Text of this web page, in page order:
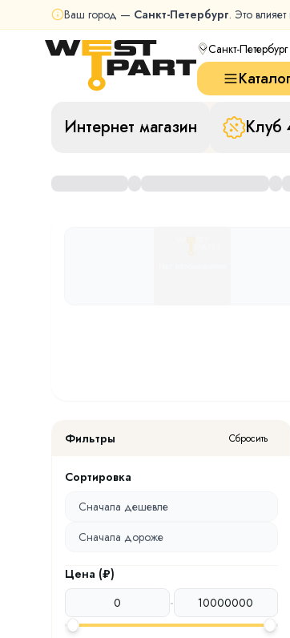
Ваш город — Санкт-Петербург. Это
Санкт-Петербург
Каталог
Интернет магазин Клуб
Фильтры Сбросить
Сортировка
Сначала дешевле
Сначала дороже
Цена (₽)
-